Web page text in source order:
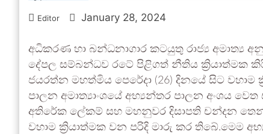
Editor January 28, 2024
අධිකරණ හා බන්ධනාගාර කටයුතු රාජ්‍ය අමාත්‍ය
දේපල සම්බන්ධව රටේ පිළිගත් නීතිය ක්‍රියාත්මක
ජයරත්න මහත්මිය පෙරේදා (26) දිනයේ සිට වහාම
පාලන අමාත්‍යාංශයේ අභ්‍යන්තර පාලන අංශය වෙත
අතිරේක ලේකම් සහ මහනුවර දිසාපති චන්දන
වහාම ක්‍රියාත්මක වන පරිදි මාරු කර තිබේ.මෙම